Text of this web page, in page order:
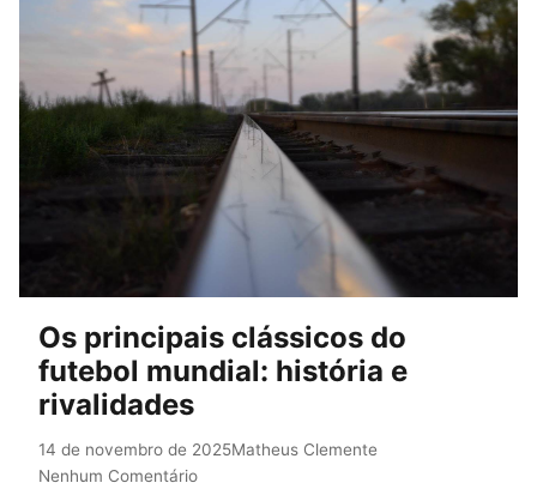
Os principais clássicos do
futebol mundial: história e
rivalidades
14 de novembro de 2025Matheus Clemente
Nenhum Comentário